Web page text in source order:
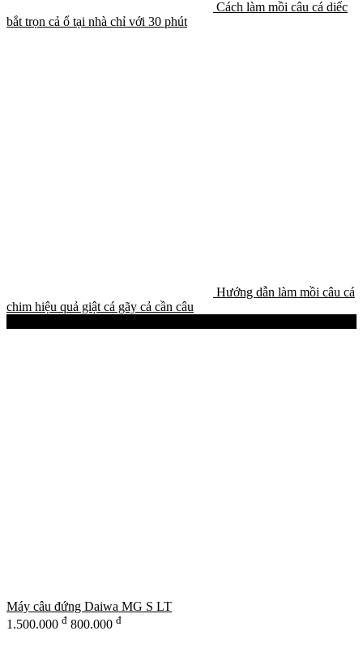
Cách làm mồi câu cá diếc
bắt trọn cả ổ tại nhà chỉ với 30 phút
Hướng dẫn làm mồi câu cá
chim hiệu quả giật cá gãy cả cần câu
Máy câu đứng Daiwa MG S LT
1.500.000 đ 800.000 đ